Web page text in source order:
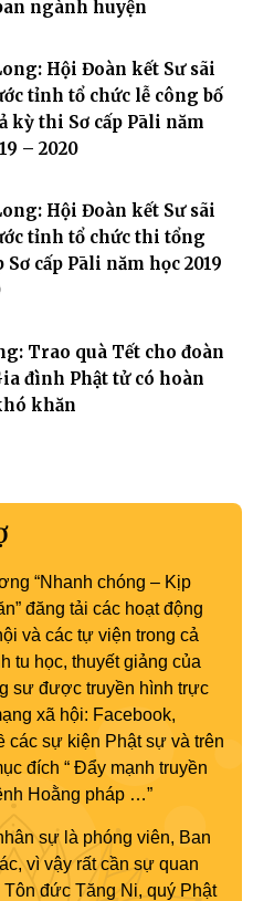
ngành huyện
Hội Đoàn kết Sư sãi
tỉnh tổ chức lễ công bố
kỳ thi Sơ cấp Pāli năm
– 2020
Hội Đoàn kết Sư sãi
tỉnh tổ chức thi tổng
cấp Pāli năm học 2019
Trao quà Tết cho đoàn
đình Phật tử có hoàn
khăn
“Nhanh chóng – Kịp
đăng tải các hoạt động
và các tự viện trong cả
tu học, thuyết giảng của
sư được truyền hình trực
xã hội: Facebook,
các sự kiện Phật sự và trên
đích “ Đẩy mạnh truyền
Hoằng pháp …”
sự là phóng viên, Ban
vì vậy rất cần sự quan
đức Tăng Ni, quý Phật